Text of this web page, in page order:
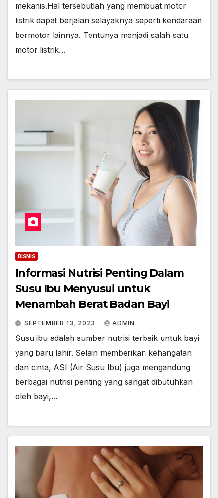
mekanis.Hal tersebutlah yang membuat motor
listrik dapat berjalan selayaknya seperti kendaraan
bermotor lainnya. Tentunya menjadi salah satu
motor listrik…
BISNIS
Informasi Nutrisi Penting Dalam
Susu Ibu Menyusui untuk
Menambah Berat Badan Bayi
SEPTEMBER 13, 2023 ADMIN
Susu ibu adalah sumber nutrisi terbaik untuk bayi
yang baru lahir. Selain memberikan kehangatan
dan cinta, ASI (Air Susu Ibu) juga mengandung
berbagai nutrisi penting yang sangat dibutuhkan
oleh bayi,…